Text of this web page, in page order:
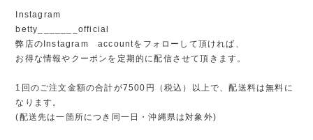
Instagram
betty_______official
弊店のInstagram accountをフォローして頂ければ、
お得な情報やクーポンを定期的に配信させて頂きます。
1回のご注文金額の合計が7500円（税込）以上で、配送料は無料に
なります。
(配送先は一箇所につき同一日・沖縄県は対象外)